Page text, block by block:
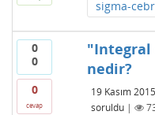
sigma-
0
0
0
cevap
"Integral
nedir?
19 Kasım 2015
soruldu |